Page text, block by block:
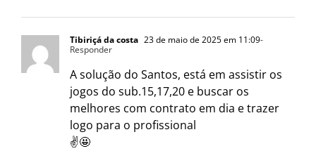
Tibiriçá da costa 23 de maio de 2025 em 11:09-
Responder
A solução do Santos, está em assistir os
jogos do sub.15,17,20 e buscar os
melhores com contrato em dia e trazer
logo para o profissional
✌️🤩